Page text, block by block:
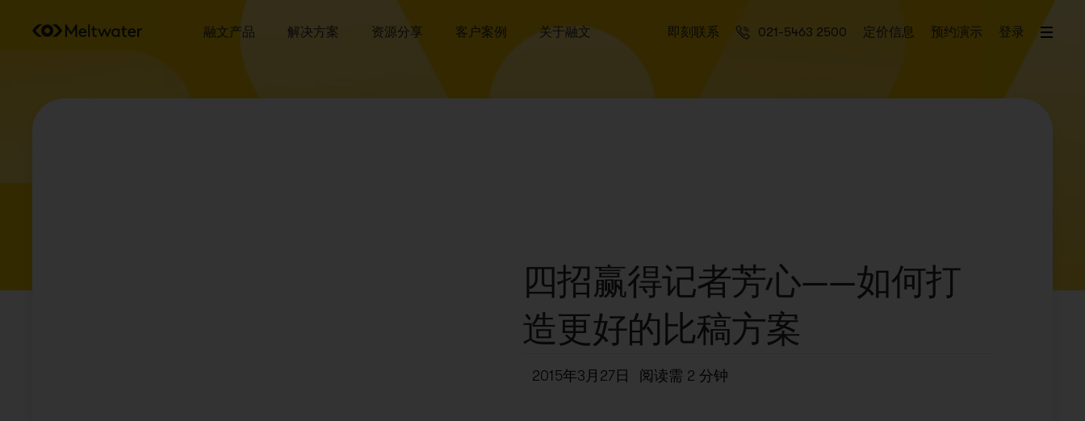
融文产品 解决方案 资源分享 客户案例 关于融文 即刻联系 021-5463 2500 定价信息 预约演示 登录
四招赢得记者芳心——如何打
造更好的比稿方案
2015年3月27日 阅读需 2 分钟